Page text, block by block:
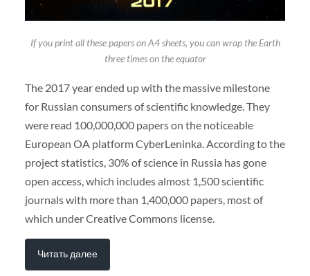
If you print all these papers on A4 sheets, you can wrap the Earth
three times on the equator
The 2017 year ended up with the massive milestone
for Russian consumers of scientific knowledge. They
were read 100,000,000 papers on the noticeable
European OA platform CyberLeninka. According to the
project statistics, 30% of science in Russia has gone
open access, which includes almost 1,500 scientific
journals with more than 1,400,000 papers, most of
which under Creative Commons license.
Читать далее